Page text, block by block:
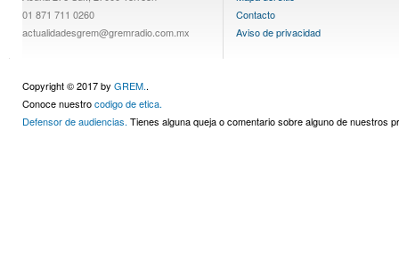
01 871 711 0260
actualidadesgrem@gremradio.com.mx
Contacto
Aviso de privacidad
Copyright © 2017 by GREM..
Conoce nuestrocodigo de etica.
Defensor de audiencias. Tienes alguna queja o comentario sobre alguno de nuestros